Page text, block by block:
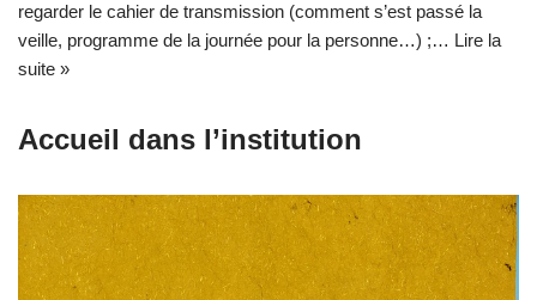
regarder le cahier de transmission (comment s’est passé la
veille, programme de la journée pour la personne…) ;… Lire la
suite »
Accueil dans l’institution